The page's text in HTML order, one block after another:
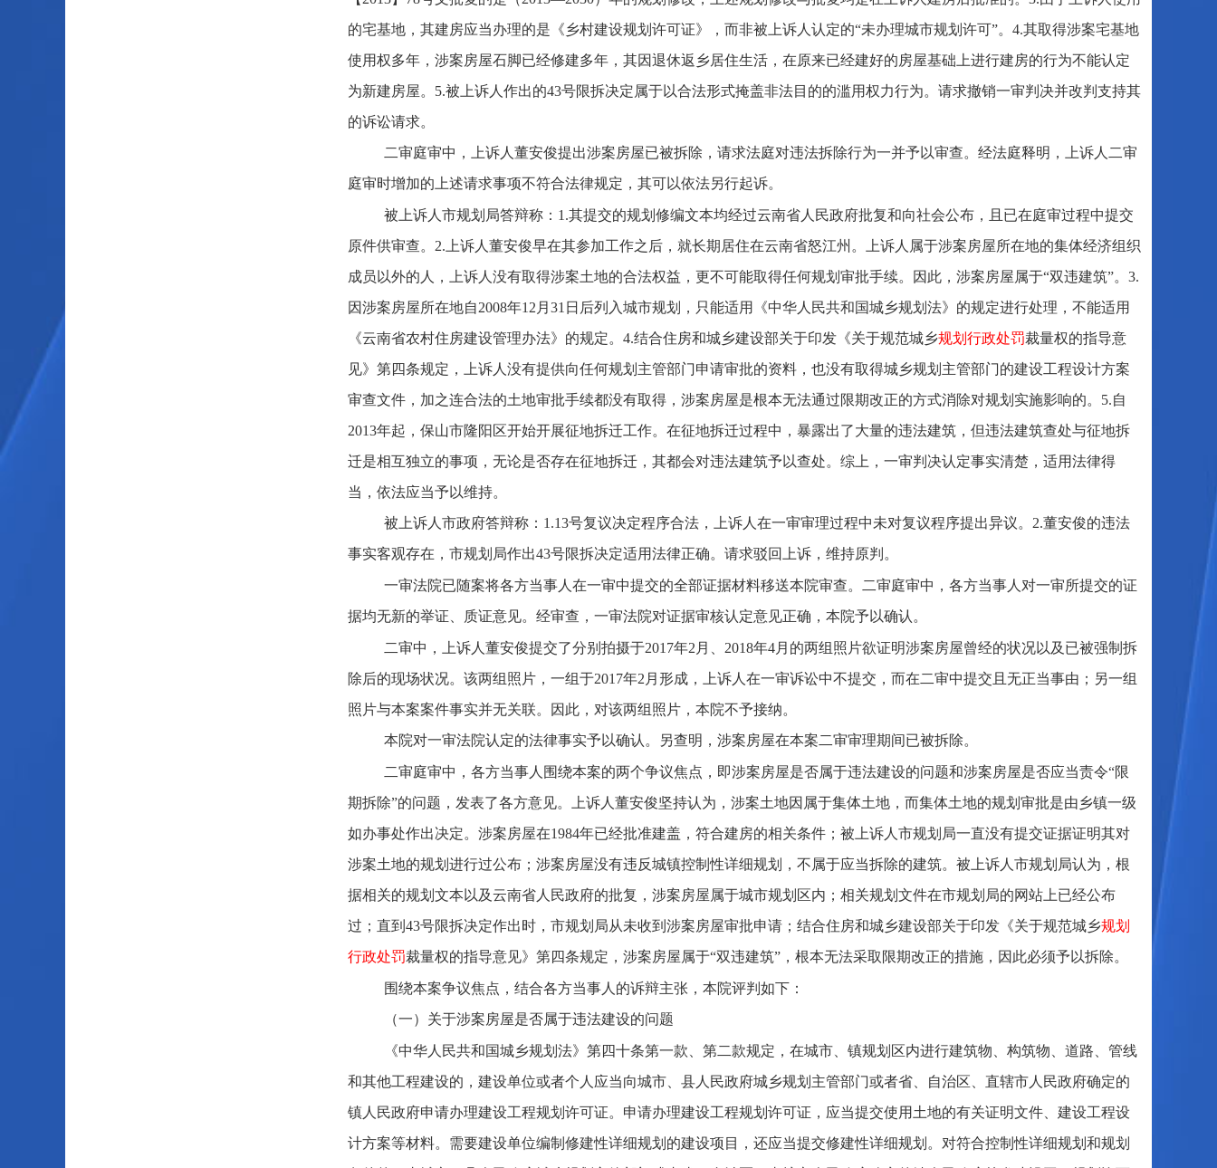
的宅基地，其建房应当办理的是《乡村建设规划许可证》，而非被上诉人认定的“未办理城市规划许可”。4.其取得涉案宅基地
使用权多年，涉案房屋石脚已经修建多年，其因退休返乡居住生活，在原来已经建好的房屋基础上进行建房的行为不能认定
为新建房屋。5.被上诉人作出的43号限拆决定属于以合法形式掩盖非法目的的滥用权力行为。请求撤销一审判决并改判支持其
的诉讼请求。
二审庭审中，上诉人董安俊提出涉案房屋已被拆除，请求法庭对违法拆除行为一并予以审查。经法庭释明，上诉人二审
庭审时增加的上述请求事项不符合法律规定，其可以依法另行起诉。
被上诉人市规划局答辩称：1.其提交的规划修编文本均经过云南省人民政府批复和向社会公布，且已在庭审过程中提交
原件供审查。2.上诉人董安俊早在其参加工作之后，就长期居住在云南省怒江州。上诉人属于涉案房屋所在地的集体经济组织
成员以外的人，上诉人没有取得涉案土地的合法权益，更不可能取得任何规划审批手续。因此，涉案房屋属于“双违建筑”。3.
因涉案房屋所在地自2008年12月31日后列入城市规划，只能适用《中华人民共和国城乡规划法》的规定进行处理，不能适用
《云南省农村住房建设管理办法》的规定。4.结合住房和城乡建设部关于印发《关于规范城乡规划行政处罚裁量权的指导意
见》第四条规定，上诉人没有提供向任何规划主管部门申请审批的资料，也没有取得城乡规划主管部门的建设工程设计方案
审查文件，加之连合法的土地审批手续都没有取得，涉案房屋是根本无法通过限期改正的方式消除对规划实施影响的。5.自
2013年起，保山市隆阳区开始开展征地拆迁工作。在征地拆迁过程中，暴露出了大量的违法建筑，但违法建筑查处与征地拆
迁是相互独立的事项，无论是否存在征地拆迁，其都会对违法建筑予以查处。综上，一审判决认定事实清楚，适用法律得
当，依法应当予以维持。
被上诉人市政府答辩称：1.13号复议决定程序合法，上诉人在一审审理过程中未对复议程序提出异议。2.董安俊的违法
事实客观存在，市规划局作出43号限拆决定适用法律正确。请求驳回上诉，维持原判。
一审法院已随案将各方当事人在一审中提交的全部证据材料移送本院审查。二审庭审中，各方当事人对一审所提交的证
据均无新的举证、质证意见。经审查，一审法院对证据审核认定意见正确，本院予以确认。
二审中，上诉人董安俊提交了分别拍摄于2017年2月、2018年4月的两组照片欲证明涉案房屋曾经的状况以及已被强制拆
除后的现场状况。该两组照片，一组于2017年2月形成，上诉人在一审诉讼中不提交，而在二审中提交且无正当事由；另一组
照片与本案案件事实并无关联。因此，对该两组照片，本院不予接纳。
本院对一审法院认定的法律事实予以确认。另查明，涉案房屋在本案二审审理期间已被拆除。
二审庭审中，各方当事人围绕本案的两个争议焦点，即涉案房屋是否属于违法建设的问题和涉案房屋是否应当责令“限
期拆除”的问题，发表了各方意见。上诉人董安俊坚持认为，涉案土地因属于集体土地，而集体土地的规划审批是由乡镇一级
如办事处作出决定。涉案房屋在1984年已经批准建盖，符合建房的相关条件；被上诉人市规划局一直没有提交证据证明其对
涉案土地的规划进行过公布；涉案房屋没有违反城镇控制性详细规划，不属于应当拆除的建筑。被上诉人市规划局认为，根
据相关的规划文本以及云南省人民政府的批复，涉案房屋属于城市规划区内；相关规划文件在市规划局的网站上已经公布
过；直到43号限拆决定作出时，市规划局从未收到涉案房屋审批申请；结合住房和城乡建设部关于印发《关于规范城乡规划
行政处罚裁量权的指导意见》第四条规定，涉案房屋属于“双违建筑”，根本无法采取限期改正的措施，因此必须予以拆除。
围绕本案争议焦点，结合各方当事人的诉辩主张，本院评判如下：
（一）关于涉案房屋是否属于违法建设的问题
《中华人民共和国城乡规划法》第四十条第一款、第二款规定，在城市、镇规划区内进行建筑物、构筑物、道路、管线
和其他工程建设的，建设单位或者个人应当向城市、县人民政府城乡规划主管部门或者省、自治区、直辖市人民政府确定的
镇人民政府申请办理建设工程规划许可证。申请办理建设工程规划许可证，应当提交使用土地的有关证明文件、建设工程设
计方案等材料。需要建设单位编制修建性详细规划的建设项目，还应当提交修建性详细规划。对符合控制性详细规划和规划